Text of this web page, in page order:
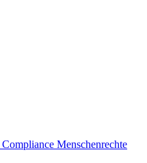
Compliance Menschenrechte